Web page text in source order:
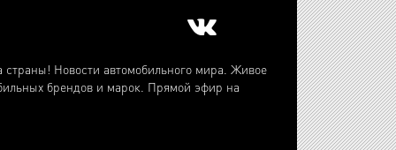
страны! Новости автомобильного мира. Живое
брендов и марок. Прямой эфир на